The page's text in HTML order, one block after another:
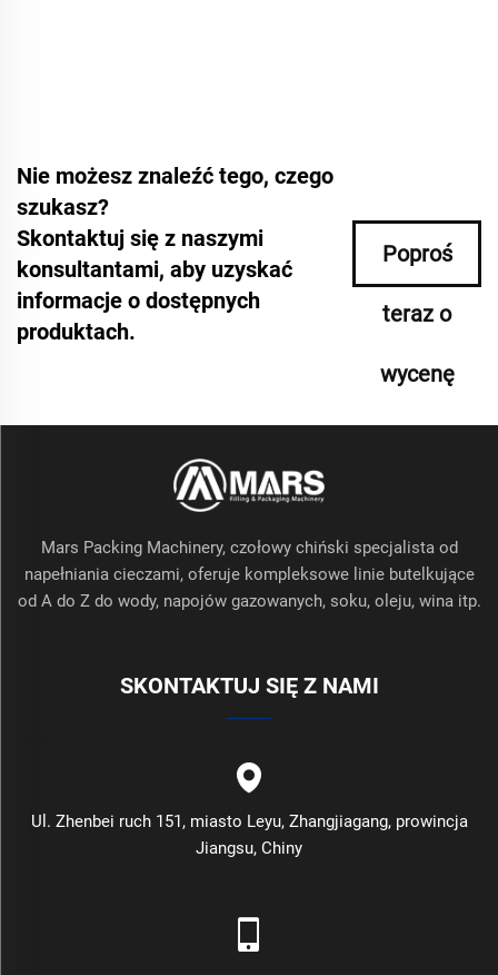
Nie możesz znaleźć tego, czego
szukasz?
Skontaktuj się z naszymi
konsultantami, aby uzyskać
informacje o dostępnych
produktach.
Poproś
teraz o
wycenę
Mars Packing Machinery, czołowy chiński specjalista od
napełniania cieczami, oferuje kompleksowe linie butelkujące
od A do Z do wody, napojów gazowanych, soku, oleju, wina itp.
SKONTAKTUJ SIĘ Z NAMI
Ul. Zhenbei ruch 151, miasto Leyu, Zhangjiagang, prowincja
Jiangsu, Chiny